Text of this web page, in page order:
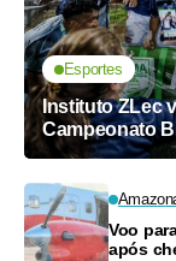
Esportes
Instituto ZLec
Campeonato
Voo
após